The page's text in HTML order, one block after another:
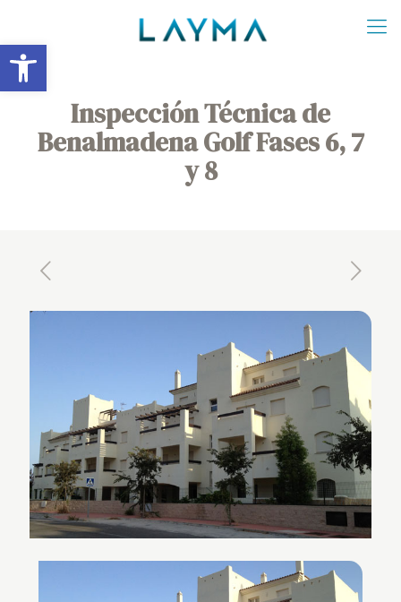
Abrir barra de herramientas
Inspección Técnica de
Benalmadena Golf Fases 6, 7
y 8